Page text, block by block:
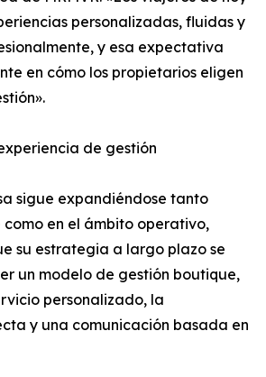
personalizadas, fluidas y
y esa expectativa
en cómo los propietarios eligen
de gestión
sigue expandiéndose tanto
en el ámbito operativo,
su estrategia a largo plazo se
un modelo de gestión boutique,
personalizado, la
y una comunicación basada en